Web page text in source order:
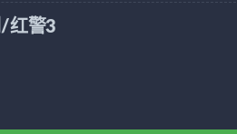
红警3